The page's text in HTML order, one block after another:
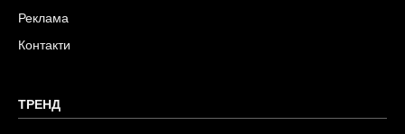
Реклама
Контакти
ТРЕНД